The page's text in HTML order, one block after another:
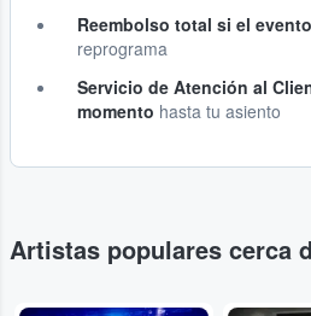
Reembolso total si el
reprograma
Servicio de Atención al
momento hasta tu asiento
Artistas populares cerca